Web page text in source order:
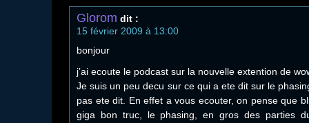
Glorom dit :
15 février 2009 à 13:00
bonjour
j’ai ecoute le podcast sur la nouvelle extention de
Je suis un peu decu sur ce qui a ete dit sur le
pas ete dit. En effet a vous ecouter, on pense que
giga bon truc, le phasing, en gros des parties